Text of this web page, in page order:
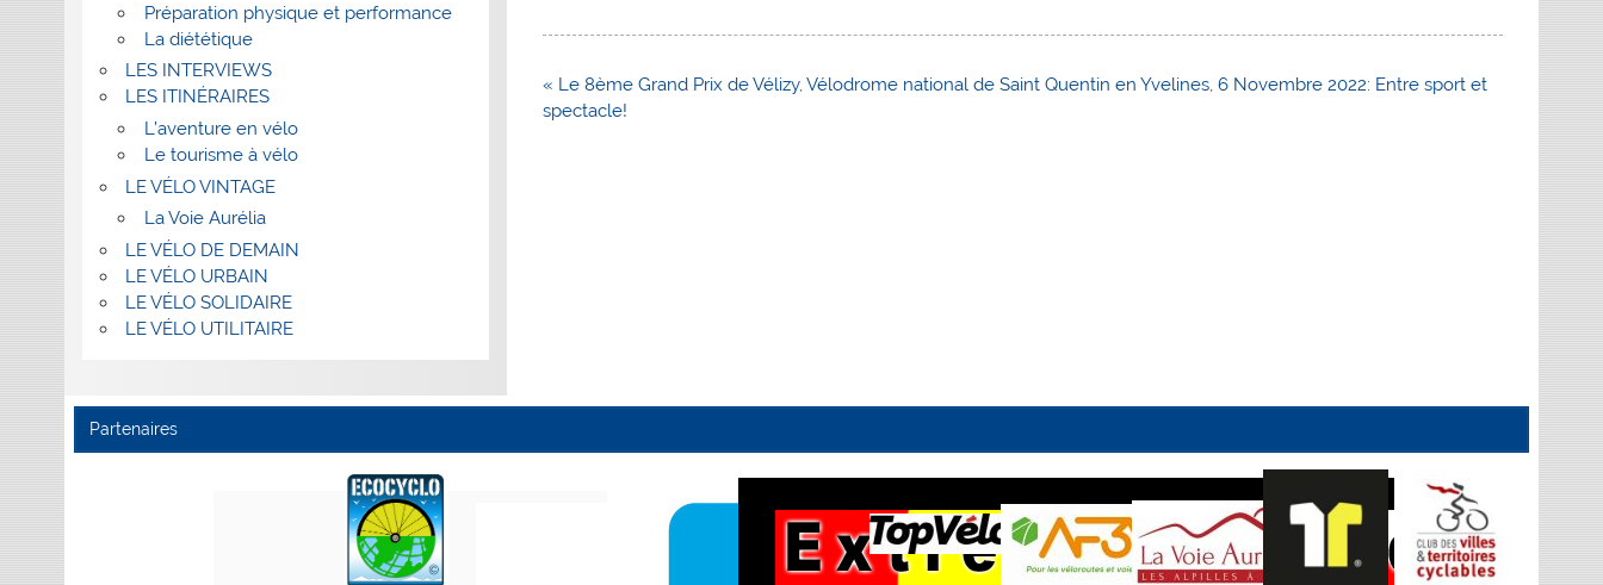
Navigation
de
« Le 8ème Grand Prix de Vélizy, Vélodrome national de Saint Quentin en Yvelines, 6 Novembre 2022: Entre sport et
spectacle!
Préparation physique et performance
La diététique
LES INTERVIEWS
LES ITINÉRAIRES
L’aventure en vélo
Le tourisme à vélo
LE VÉLO VINTAGE
La Voie Aurélia
LE VÉLO DE DEMAIN
LE VÉLO URBAIN
LE VÉLO SOLIDAIRE
LE VÉLO UTILITAIRE
Partenaires